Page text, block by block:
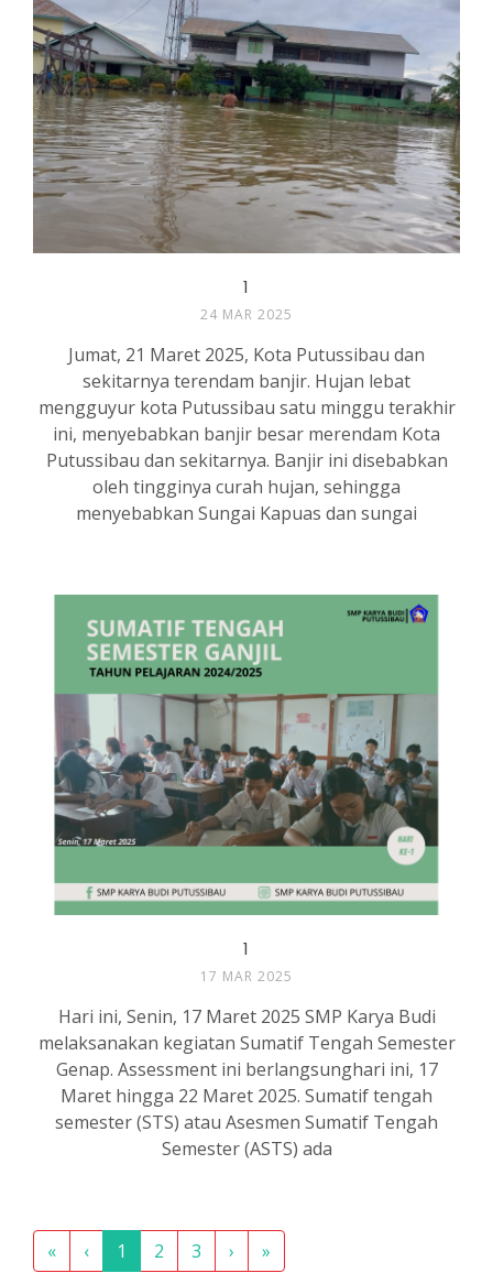
1
24 MAR 2025
Jumat, 21 Maret 2025, Kota Putussibau dan
sekitarnya terendam banjir. Hujan lebat
mengguyur kota Putussibau satu minggu terakhir
ini, menyebabkan banjir besar merendam Kota
Putussibau dan sekitarnya. Banjir ini disebabkan
oleh tingginya curah hujan, sehingga
menyebabkan Sungai Kapuas dan sungai
1
17 MAR 2025
Hari ini, Senin, 17 Maret 2025 SMP Karya Budi
melaksanakan kegiatan Sumatif Tengah Semester
Genap. Assessment ini berlangsunghari ini, 17
Maret hingga 22 Maret 2025. Sumatif tengah
semester (STS) atau Asesmen Sumatif Tengah
Semester (ASTS) ada
« ‹ 1 2 3 › »